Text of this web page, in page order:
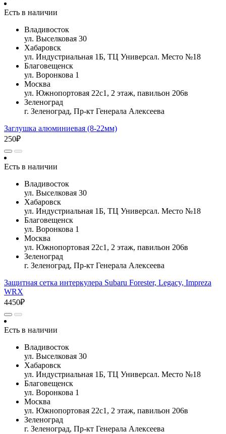
Есть в наличии
Владивосток
ул. Выселковая 30
Хабаровск
ул. Индустриальная 1Б, ТЦ Универсал. Место №18
Благовещенск
ул. Воронкова 1
Москва
ул. Южнопортовая 22с1, 2 этаж, павильон 206в
Зеленоград
г. Зеленоград, Пр-кт Генерала Алексеева
Заглушка алюминиевая (8-22мм)
250₽
Есть в наличии
Владивосток
ул. Выселковая 30
Хабаровск
ул. Индустриальная 1Б, ТЦ Универсал. Место №18
Благовещенск
ул. Воронкова 1
Москва
ул. Южнопортовая 22с1, 2 этаж, павильон 206в
Зеленоград
г. Зеленоград, Пр-кт Генерала Алексеева
Защитная сетка интеркулера Subaru Forester, Legacy, Impreza
WRX
4450₽
Есть в наличии
Владивосток
ул. Выселковая 30
Хабаровск
ул. Индустриальная 1Б, ТЦ Универсал. Место №18
Благовещенск
ул. Воронкова 1
Москва
ул. Южнопортовая 22с1, 2 этаж, павильон 206в
Зеленоград
г. Зеленоград, Пр-кт Генерала Алексеева